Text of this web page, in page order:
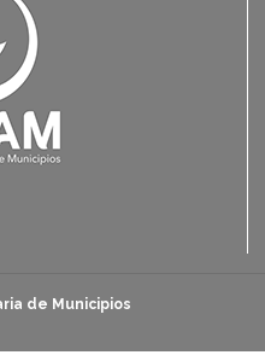
de Municipios